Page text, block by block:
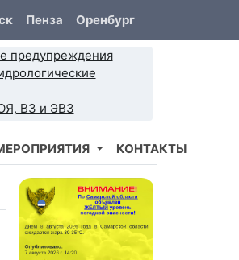
Пенза Оренбург
предупреждения
ВЗ и ЭВЗ
КОНТАКТЫ